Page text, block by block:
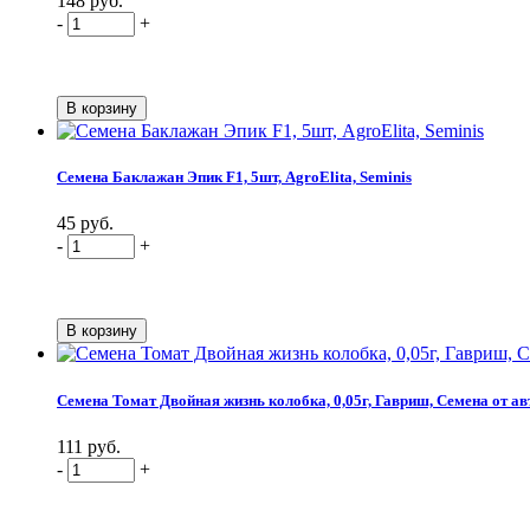
-
+
Семена Баклажан Эпик F1, 5шт, AgroElita, Seminis
45 руб.
-
+
Семена Томат Двойная жизнь колобка, 0,05г, Гавриш, Семена от
111 руб.
-
+